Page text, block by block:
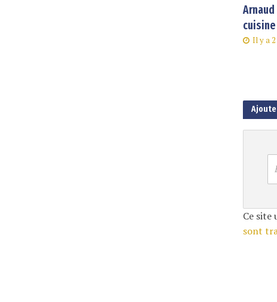
cuisine
Il y a
Ce site
sont